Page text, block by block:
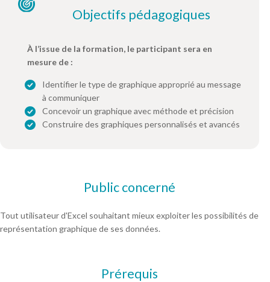
Objectifs pédagogiques
À l’issue de la formation, le participant sera en
mesure de :
Identifier le type de graphique approprié au message
à communiquer
Concevoir un graphique avec méthode et précision
Construire des graphiques personnalisés et avancés
Public concerné
Tout utilisateur d'Excel souhaitant mieux exploiter les possibilités de
représentation graphique de ses données.
Prérequis